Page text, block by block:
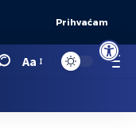
Prihvaćam
Aa
Open